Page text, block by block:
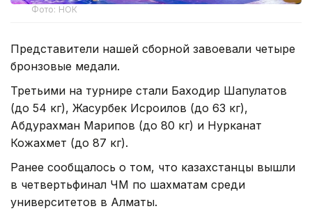
Фото: НОК
Представители нашей сборной завоевали четыре
бронзовые медали.
Третьими на турнире стали Баходир Шапулатов
(до 54 кг), Жасурбек Исроилов (до 63 кг),
Абдурахман Марипов (до 80 кг) и Нурканат
Кожахмет (до 87 кг).
Ранее сообщалось о том, что казахстанцы вышли
в четвертьфинал ЧМ по шахматам среди
университетов в Алматы.